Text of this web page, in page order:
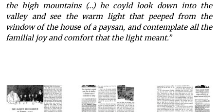
the high mountains (…) he coyld look down into the
valley and see the warm light that peeped from the
window of the house of a paysan, and contemplate all the
familial joy and comfort that the light meant.”